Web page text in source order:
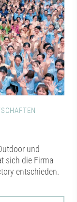
und
sich die Firma
entschieden.